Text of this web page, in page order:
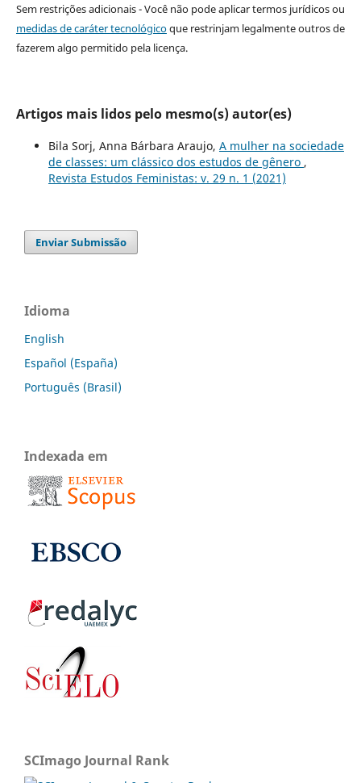
Sem restrições adicionais - Você não pode aplicar termos jurídicos ou
medidas de caráter tecnológicoque restrinjam legalmente outros de
fazerem algo permitido pela licença.
Artigos mais lidos pelo mesmo(s) autor(es)
Bila Sorj, Anna Bárbara Araujo, A mulher na sociedade
de classes: um clássico dos estudos de gênero ,
Revista Estudos Feministas: v. 29 n. 1 (2021)
Enviar Submissão
Idioma
English
Español (España)
Português (Brasil)
Indexada em
SCImago Journal Rank